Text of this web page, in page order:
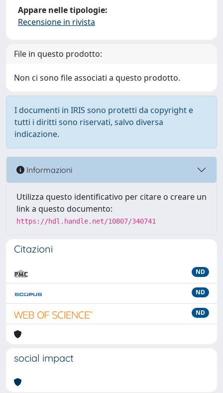
Appare nelle tipologie:
Recensione in rivista
File in questo prodotto:
Non ci sono file associati a questo prodotto.
I documenti in IRIS sono protetti da copyright e
tutti i diritti sono riservati, salvo diversa
indicazione.
Informazioni
Utilizza questo identificativo per citare o creare un
link a questo documento:
https://hdl.handle.net/10807/340741
Citazioni
ND
ND
ND
social impact